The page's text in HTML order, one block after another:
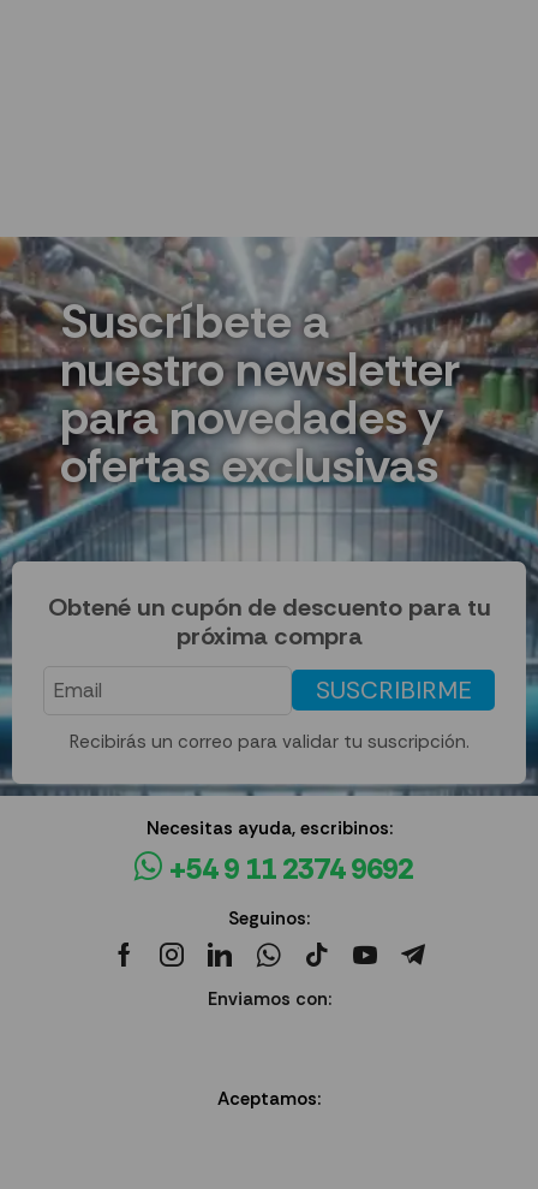
Suscríbete a
nuestro newsletter
para novedades y
ofertas exclusivas
Obtené un cupón de descuento para tu
próxima compra
SUSCRIBIRME
Recibirás un correo para validar tu suscripción.
Necesitas ayuda, escribinos:
+54 9 11 2374 9692
Seguinos:
Enviamos con:
Aceptamos: